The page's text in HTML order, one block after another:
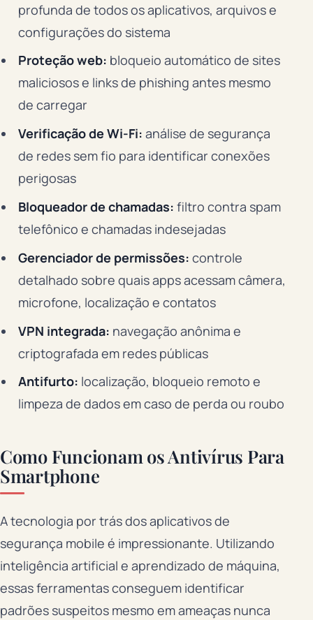
profunda de todos os aplicativos, arquivos e
configurações do sistema
Proteção web: bloqueio automático de sites
maliciosos e links de phishing antes mesmo
de carregar
Verificação de Wi-Fi: análise de segurança
de redes sem fio para identificar conexões
perigosas
Bloqueador de chamadas: filtro contra spam
telefônico e chamadas indesejadas
Gerenciador de permissões: controle
detalhado sobre quais apps acessam câmera,
microfone, localização e contatos
VPN integrada: navegação anônima e
criptografada em redes públicas
Antifurto: localização, bloqueio remoto e
limpeza de dados em caso de perda ou roubo
Como Funcionam os Antivírus Para
Smartphone
A tecnologia por trás dos aplicativos de
segurança mobile é impressionante. Utilizando
inteligência artificial e aprendizado de máquina,
essas ferramentas conseguem identificar
padrões suspeitos mesmo em ameaças nunca